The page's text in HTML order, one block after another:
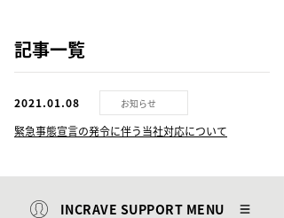
記事一覧
2021.01.08 お知らせ
緊急事態宣言の発令に伴う当社対応について
INCRAVE SUPPORT MENU